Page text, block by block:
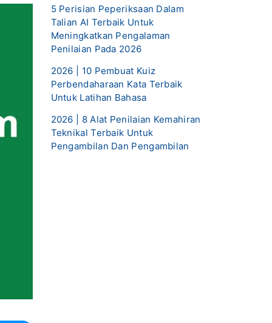
5 Perisian Peperiksaan Dalam
Talian AI Terbaik Untuk
Meningkatkan Pengalaman
Penilaian Pada 2026
2026 | 10 Pembuat Kuiz
Perbendaharaan Kata Terbaik
Untuk Latihan Bahasa
2026 | 8 Alat Penilaian Kemahiran
Teknikal Terbaik Untuk
Pengambilan Dan Pengambilan